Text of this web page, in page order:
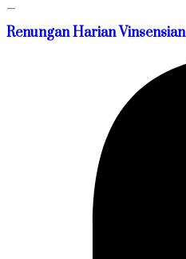
—
Renungan Harian Vinsensian